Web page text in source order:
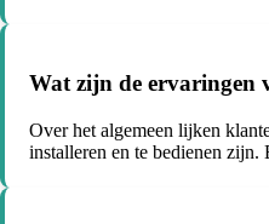
Wat zijn de ervaringen
Over het algemeen lijken
installeren en te bedienen zijn.